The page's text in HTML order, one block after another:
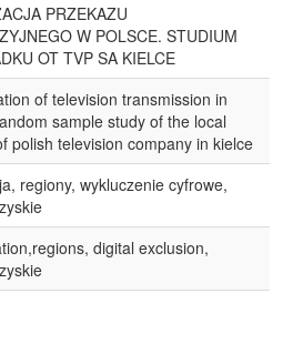
PRZEKAZU
W POLSCE. STUDIUM
OT TVP SA KIELCE
of television transmission in
sample study of the local
polish television company in kielce
regiony, wykluczenie cyfrowe,
digital exclusion,